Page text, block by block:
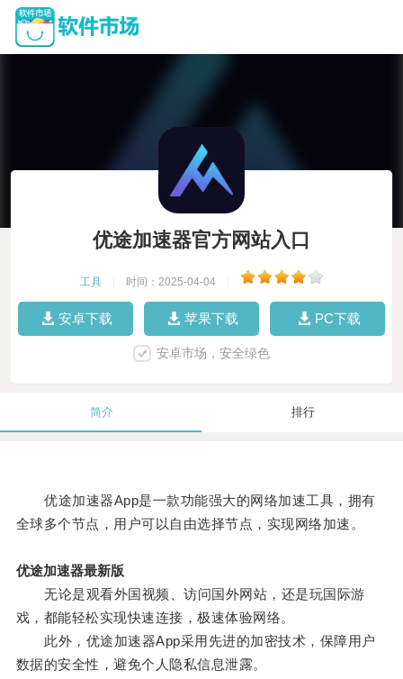
优途加速器官方网站入口
工具 时间：2025-04-04
安卓下载 苹果下载 PC下载
安卓市场，安全绿色
简介 排行
优途加速器App是一款功能强大的网络加速工具，拥有
全球多个节点，用户可以自由选择节点，实现网络加速。
优途加速器最新版
无论是观看外国视频、访问国外网站，还是玩国际游
戏，都能轻松实现快速连接，极速体验网络。
此外，优途加速器App采用先进的加密技术，保障用户
数据的安全性，避免个人隐私信息泄露。